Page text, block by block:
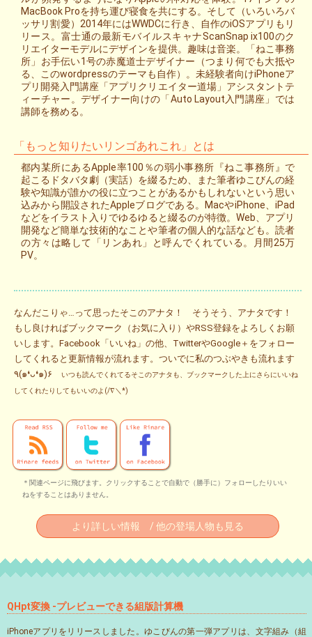
MacBook Proを持ち運び寝食を共にする。そして（いろいろバ
ッサリ割愛）2014年にはWWDCに行き、自作のiOSアプリもリ
リース。富士通の最新モバイルスキャナScanSnap ix100のク
リエイターモデルにデザインを提供。趣味は音楽。「ねこ事務
所」お手伝い1号の赤魔道士デザイナー（つまり何でも大抵や
る、このwordpressのテーマも自作）。未経験者向けiPhoneア
プリ開発入門講座「アプリクリエイター道場」アシスタントテ
ィーチャー。デザイナー向けの「Auto Layout入門講座」では
講師を務める。
「もっと知りたいリンゴあれこれ」とは
都内某所にあるApple率100％の弱小事務所『ねこ事務所』で
起こるドタバタ劇（実話）を綴るため、また筆者ゆこびんの経
験や知識が誰かの役に立つことがあるかもしれないという思い
込みから開設されたAppleブログである。MacやiPhone、iPad
などをイラスト入りでゆるゆると綴るのが特徴。Web、アプリ
開発など簡単な技術的なことや筆者の個人的な話なども。読者
の方々は略して「リンあれ」と呼んでくれている。月間25万
PV。
なんだこりゃ…って思ったそこのアナタ！ そうそう、アナタです！
もし良ければブックマーク（お気に入り）やRSS登録をよろしくお願
いします。Facebook「いいね」の他、TwitterやGoogle＋をフォロー
してくれると更新情報が流れます。ついでに私のつぶやきも流れます
٩(๑❛ᴗ❛๑)۶
いつも読んでくれてるそこのアナタも、ブックマークした上にさらにいいね
してくれたりしてもいいのよ(/∇＼*)
＊関連ページに飛びます。クリックすることで自動で（勝手に）フォローしたりいい
ねをすることはありません。
より詳しい情報 / 他の登場人物も見る
QHpt変換 -プレビューできる組版計算機
iPhoneアプリをリリースしました。ゆこびんの第一弾アプリは、文字組み（組